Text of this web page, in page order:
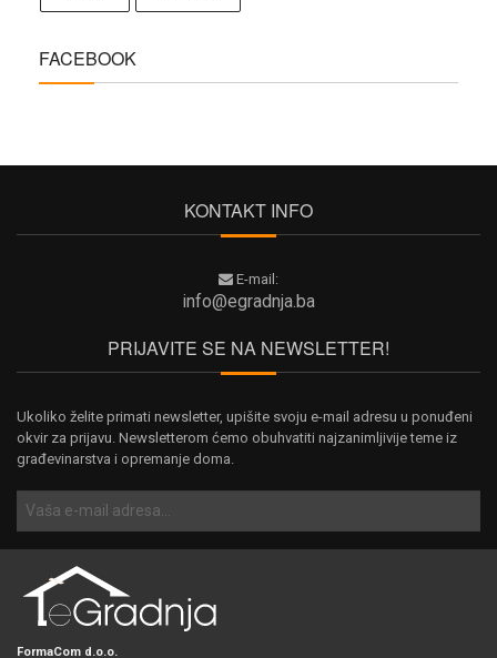
FACEBOOK
KONTAKT INFO
E-mail:
info@egradnja.ba
PRIJAVITE SE NA NEWSLETTER!
Ukoliko želite primati newsletter, upišite svoju e-mail adresu u ponuđeni
okvir za prijavu. Newsletterom ćemo obuhvatiti najzanimljivije teme iz
građevinarstva i opremanje doma.
FormaCom d.o.o.